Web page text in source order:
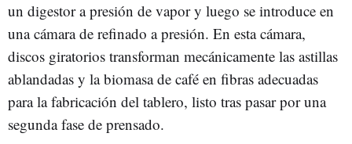
un digestor a presión de vapor y luego se introduce en
una cámara de refinado a presión. En esta cámara,
discos giratorios transforman mecánicamente las astillas
ablandadas y la biomasa de café en fibras adecuadas
para la fabricación del tablero, listo tras pasar por una
segunda fase de prensado.